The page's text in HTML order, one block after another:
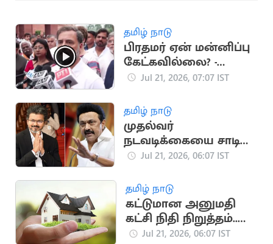
தமிழ் நாடு
பிரதமர் ஏன் மன்னிப்பு
கேட்கவில்லை? -
ராகுல் காந்தி
Jul 21, 2026, 07:07 IST
தமிழ் நாடு
முதல்வர்
நடவடிக்கையை சாடிய
தி இந்து தலையங்கம்..
Jul 21, 2026, 06:07 IST
தமிழ் நாடு
கட்டுமான அனுமதி
கட்சி நிதி நிறுத்தம்..
வீடுகள் விலை
Jul 21, 2026, 06:07 IST